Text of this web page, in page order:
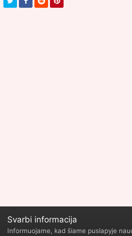
Svarbi informacija
Informuojame, kad šiame puslapyje